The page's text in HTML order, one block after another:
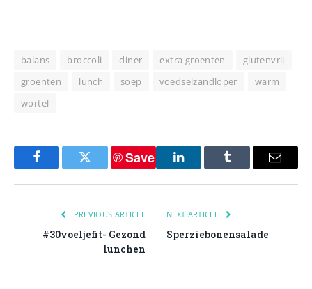
balans broccoli diner extra groenten
glutenvrij
groenten
lunch soep voedselzandloper
warm
wortel
FacebookTwitter
Save
LinkedInTumblr Email
PREVIOUS ARTICLE
#30voeljefit- Gezond
lunchen
NEXT ARTICLE
Sperziebonensalade